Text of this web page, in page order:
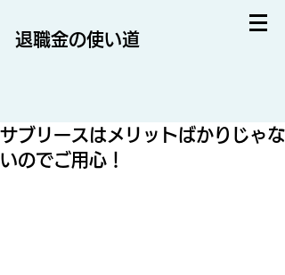
退職金の使い道
サブリースはメリットばかりじゃな
いのでご用心！